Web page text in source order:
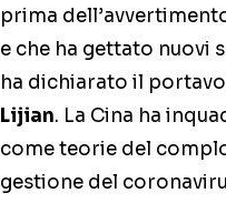
prima
e che ha gettato nuovi
ha dichiarato il
Lijian. La Cina ha
come teorie del
gestione del